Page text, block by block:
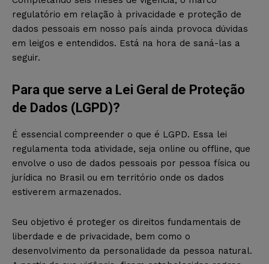
regulatório em relação à privacidade e proteção de
dados pessoais em nosso país ainda provoca dúvidas
em leigos e entendidos. Está na hora de saná-las a
seguir.
Para que serve a Lei Geral de Proteção
de Dados (LGPD)?
É essencial compreender o que é LGPD. Essa lei
regulamenta toda atividade, seja online ou offline, que
envolve o uso de dados pessoais por pessoa física ou
jurídica no Brasil ou em território onde os dados
estiverem armazenados.
Seu objetivo é proteger os direitos fundamentais de
liberdade e de privacidade, bem como o
desenvolvimento da personalidade da pessoa natural.